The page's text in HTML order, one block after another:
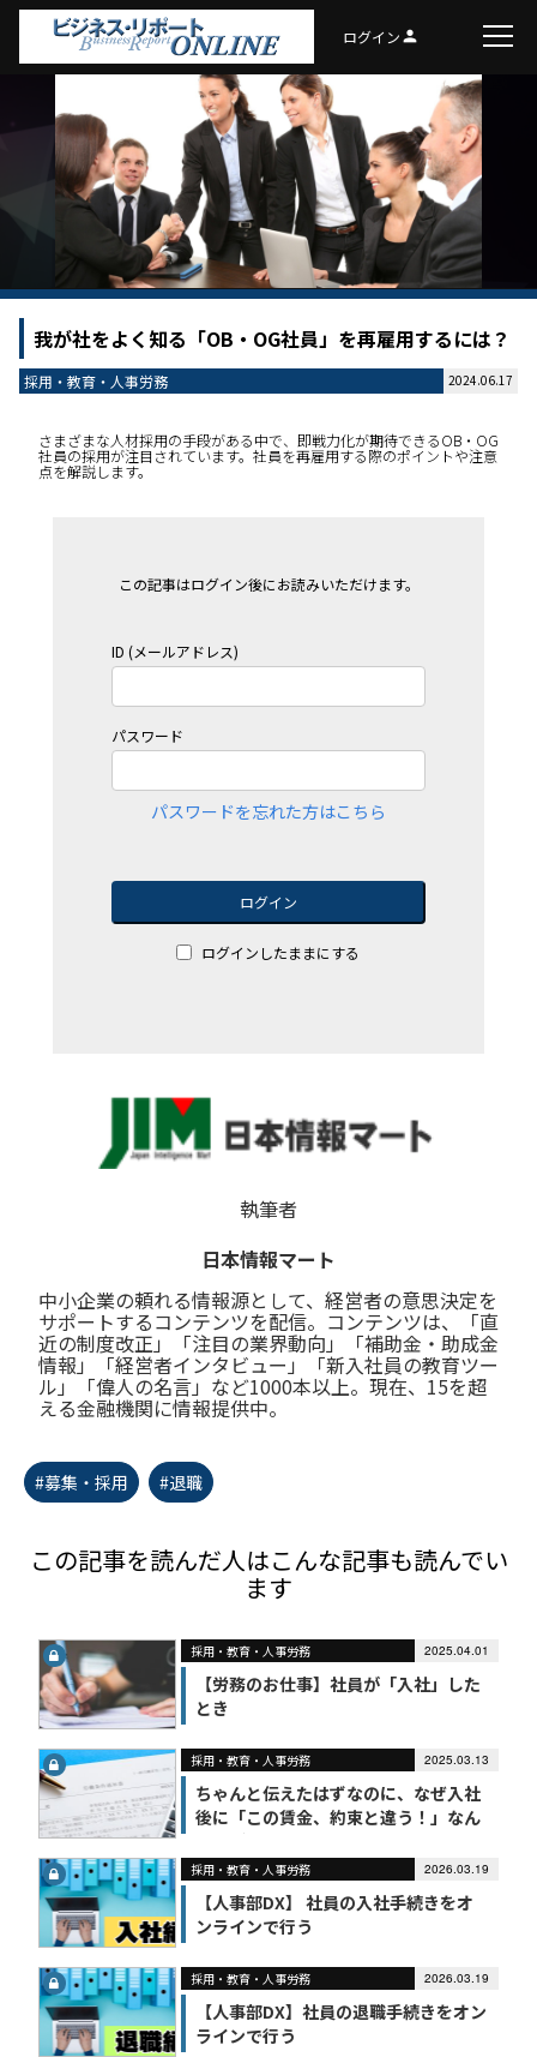
ログインperson
我が社をよく知る「OB・OG社員」を再雇用するには？
採用・教育・人事労務 2024.06.17
さまざまな人材採用の手段がある中で、即戦力化が期待できるOB・OG
社員の採用が注目されています。社員を再雇用する際のポイントや注意
点を解説します。
この記事はログイン後にお読みいただけます。
ID (メールアドレス)
パスワード
パスワードを忘れた方はこちら
ログイン
ログインしたままにする
執筆者
日本情報マート
中小企業の頼れる情報源として、経営者の意思決定を
サポートするコンテンツを配信。コンテンツは、「直
近の制度改正」「注目の業界動向」「補助金・助成金
情報」「経営者インタビュー」「新入社員の教育ツー
ル」「偉人の名言」など1000本以上。現在、15を超
える金融機関に情報提供中。
#募集・採用 #退職
この記事を読んだ人はこんな記事も読んでい
ます
採用・教育・人事労務 2025.04.01
【労務のお仕事】社員が「入社」した
とき
採用・教育・人事労務 2025.03.13
ちゃんと伝えたはずなのに、なぜ入社
後に「この賃金、約束と違う！」なん
て話が出てくるの？
採用・教育・人事労務 2026.03.19
【人事部DX】 社員の入社手続きをオ
ンラインで行う
採用・教育・人事労務 2026.03.19
【人事部DX】社員の退職手続きをオン
ラインで行う